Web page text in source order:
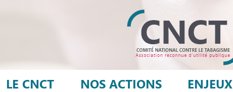
LE CNCT NOS ACTIONS ENJEUX